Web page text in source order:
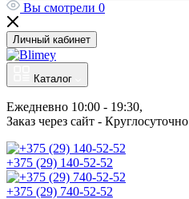
Вы смотрели 0
Личный кабинет
Каталог
Ежедневно 10:00 - 19:30,
Заказ через сайт - Круглосуточно
+375 (29) 140-52-52
+375 (29) 740-52-52